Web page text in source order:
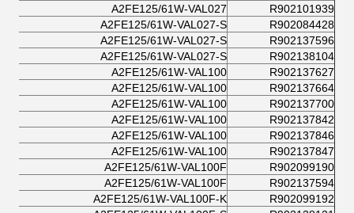
R902101939
A2FE125/61W-VAL027
R902084428
A2FE125/61W-VAL027-S
R902137596
A2FE125/61W-VAL027-S
R902138104
A2FE125/61W-VAL027-S
R902137627
A2FE125/61W-VAL100
R902137664
A2FE125/61W-VAL100
R902137700
A2FE125/61W-VAL100
R902137842
A2FE125/61W-VAL100
R902137846
A2FE125/61W-VAL100
R902137847
A2FE125/61W-VAL100
R902099190
A2FE125/61W-VAL100F
R902137594
A2FE125/61W-VAL100F
R902099192
A2FE125/61W-VAL100F-K